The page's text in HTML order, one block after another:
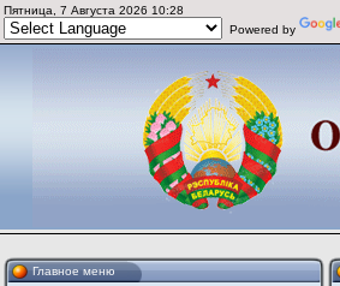
Пятница, 7 Августа 2026 10:28
Powered by
Главное меню